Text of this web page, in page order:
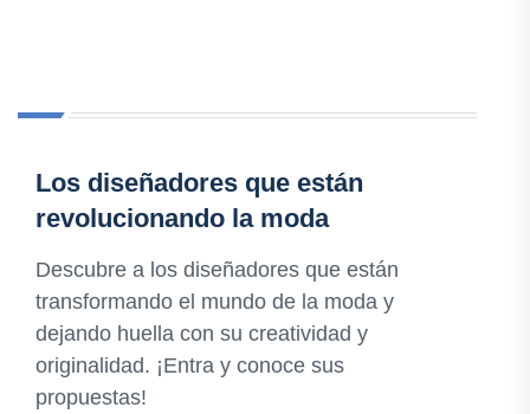
Los diseñadores que están
revolucionando la moda
Descubre a los diseñadores que están
transformando el mundo de la moda y
dejando huella con su creatividad y
originalidad. ¡Entra y conoce sus
propuestas!